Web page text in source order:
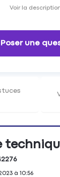
Voir la
Poser une
à 10:56